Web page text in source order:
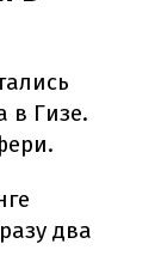
в Гизе.
два